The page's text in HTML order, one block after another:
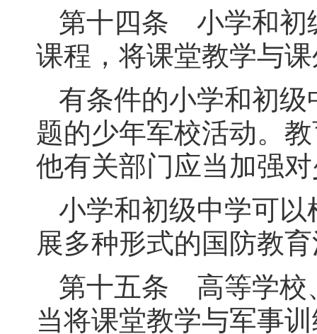
第十四条 小学和初
课程，将课堂教学与
有条件的小学和初
题的少年军校活动。
他有关部门应当加强
小学和初级中学可
展多种形式的国防教
第十五条 高等学校
当将课堂教学与军事